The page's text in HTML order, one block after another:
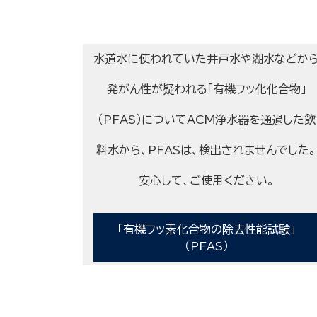
水道水に使われていた井戸水や湖水などか
発がん性が疑われる「有機フッ化化合物」
（PFAS）についてACM浄水器を通過した飲
料水から、PFASは、検出されませんでした。
安心して、ご使用ください。
「有機フッ素化合物の除去性能試験」
（PFAS）